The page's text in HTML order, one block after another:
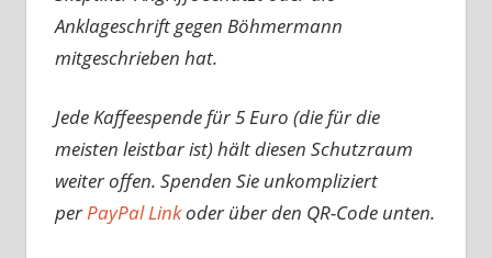
Anklageschrift gegen Böhmermann
mitgeschrieben hat.
Jede Kaffeespende für 5 Euro (die für die
meisten leistbar ist) hält diesen Schutzraum
weiter offen. Spenden Sie unkompliziert
perPayPal Linkoder über den QR-Code unten.